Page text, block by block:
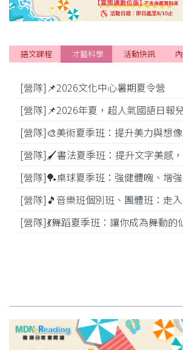
[營隊]📌2026文化中心暑期夏令營
[營隊]🎨美術夏季班：提升美力與想
[營隊]💃舞蹈夏季班：讓你成為舞動
語文課程 才藝科學 活動快訊